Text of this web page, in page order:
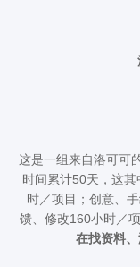
这是一组来自洛可可
时间累计50天，这
时／项目；创意、
馈、修改160小时／
在找资料